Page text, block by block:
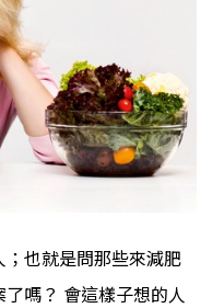
也就是問那些來減肥
嗎？ 會這樣子想的人